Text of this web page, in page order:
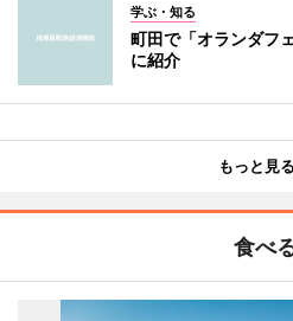
学ぶ・知る
町田で「オランダフ
に紹介
もっと見る
食べ